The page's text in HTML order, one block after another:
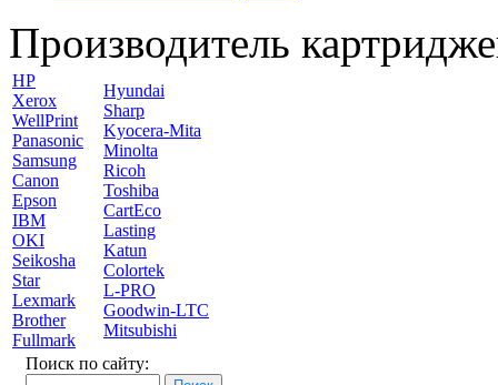
Производитель
HP
Xerox
WellPrint
Panasonic
Samsung
Canon
Epson
IBM
OKI
Seikosha
Star
Lexmark
Brother
Fullmark
Hyundai
Sharp
Kyocera-Mita
Minolta
Ricoh
Toshiba
CartEco
Lasting
Katun
Colortek
L-PRO
Goodwin-LTC
Mitsubishi
Поиск по сайту: